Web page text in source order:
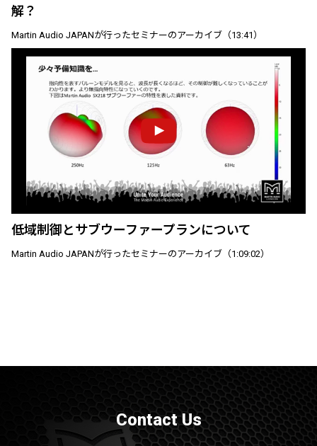
解？
Martin Audio JAPANが行ったセミナーのアーカイブ（13:41）
低域制御とサブウーファープランについて
Martin Audio JAPANが行ったセミナーのアーカイブ（1:09:02）
Contact Us